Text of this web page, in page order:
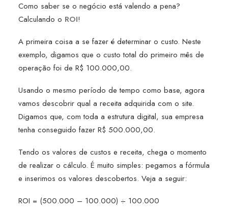
Como saber se o negócio está valendo a pena?
Calculando o ROI!
A primeira coisa a se fazer é determinar o custo. Neste
exemplo, digamos que o custo total do primeiro mês de
operação foi de R$ 100.000,00.
Usando o mesmo período de tempo como base, agora
vamos descobrir qual a receita adquirida com o site.
Digamos que, com toda a estrutura digital, sua empresa
tenha conseguido fazer R$ 500.000,00.
Tendo os valores de custos e receita, chega o momento
de realizar o cálculo. É muito simples: pegamos a fórmula
e inserimos os valores descobertos. Veja a seguir:
ROI = (500.000 – 100.000) ÷ 100.000